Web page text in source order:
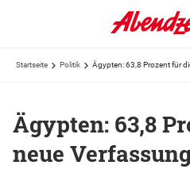
Startseite Politik Ägypten: 63,8 Prozent für
Ägypten: 63,8
neue